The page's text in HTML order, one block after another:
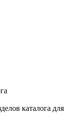
каталога для